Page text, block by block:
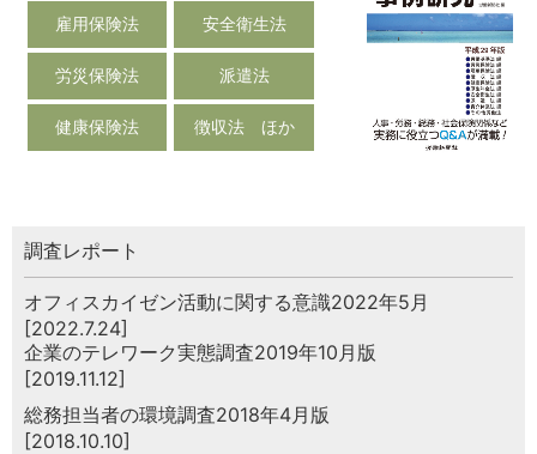
雇用保険法 安全衛生法
労災保険法 派遣法
健康保険法 徴収法 ほか
調査レポート
オフィスカイゼン活動に関する意識2022年5月
[2022.7.24]
企業のテレワーク実態調査2019年10月版
[2019.11.12]
総務担当者の環境調査2018年4月版
[2018.10.10]